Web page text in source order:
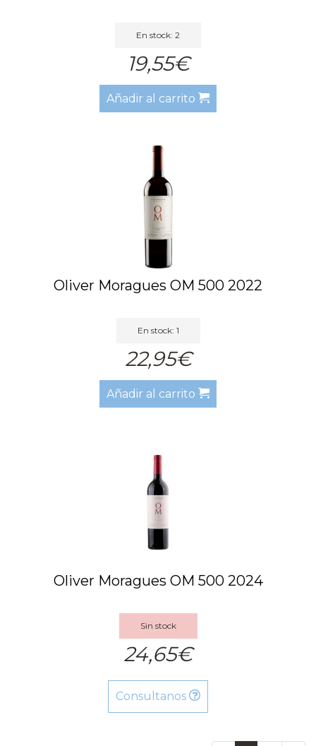
En stock: 2
19,55€
Añadir al carrito
Oliver Moragues OM 500 2022
En stock: 1
22,95€
Añadir al carrito
Oliver Moragues OM 500 2024
Sin stock
24,65€
Consultanos